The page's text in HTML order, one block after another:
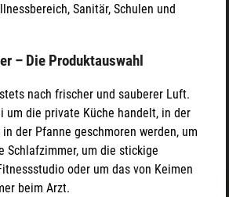
Sanitär, Schulen und
– Die Produktauswahl
nach frischer und sauberer Luft.
um die private Küche handelt, in der
der Pfanne geschmoren werden, um
Schlafzimmer, um die stickige
oder um das von Keimen
beim Arzt.